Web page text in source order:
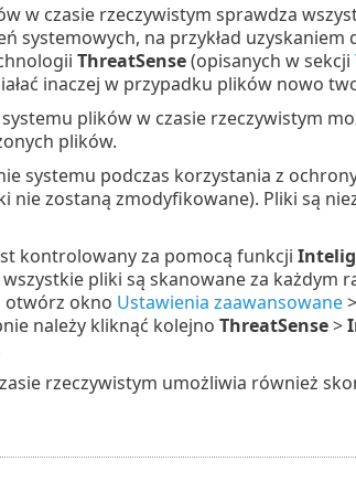
w czasie rzeczywistym sprawdza
systemowych, na przykład
ThreatSense(opisanych w sekcji
inaczej w przypadku plików nowo
plików w czasie rzeczywistym
plików.
systemu podczas korzystania z
nie zostaną zmodyfikowane). Pliki są
kontrolowany za pomocą funkcji
wszystkie pliki są skanowane za każdym
otwórz okno Ustawienia zaawansowane>
należy kliknąć kolejno ThreatSense>
rzeczywistym umożliwia również